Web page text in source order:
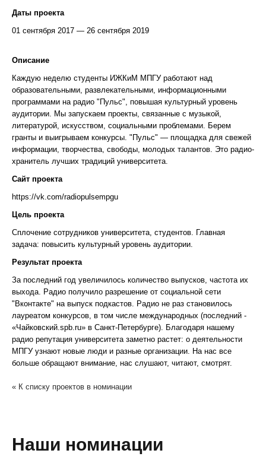
Даты проекта
01 сентября 2017 — 26 сентября 2019
Описание
Каждую неделю студенты ИЖКиМ МПГУ работают над
образовательными, развлекательными, информационными
программами на радио "Пульс", повышая культурный уровень
аудитории. Мы запускаем проекты, связанные с музыкой,
литературой, искусством, социальными проблемами. Берем
гранты и выигрываем конкурсы. "Пульс" — площадка для свежей
информации, творчества, свободы, молодых талантов. Это радио-
хранитель лучших традиций университета.
Сайт проекта
https://vk.com/radiopulsempgu
Цель проекта
Сплочение сотрудников университета, студентов. Главная
задача: повысить культурный уровень аудитории.
Результат проекта
За последний год увеличилось количество выпусков, частота их
выхода. Радио получило разрешение от социальной сети
"Вконтакте" на выпуск подкастов. Радио не раз становилось
лауреатом конкурсов, в том числе международных (последний -
«Чайковский.spb.ru» в Санкт-Петербурге). Благодаря нашему
радио репутация университета заметно растет: о деятельности
МПГУ узнают новые люди и разные организации. На нас все
больше обращают внимание, нас слушают, читают, смотрят.
« К списку проектов в номинации
Наши номинации